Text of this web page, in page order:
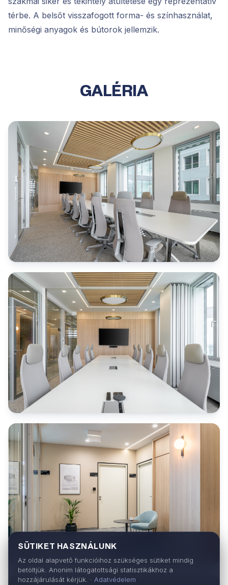
térbe. A belsőt visszafogott forma- és színhasználat,
minőségi anyagok és bútorok jellemzik.
GALÉRIA
SÜTIKET HASZNÁLUNK
Az oldal alapvető funkcióihoz szükséges sütiket mindig
betöltjük. Anonim látogatottsági statisztikákhoz a
hozzájárulását kérjük. · Adatvédelem